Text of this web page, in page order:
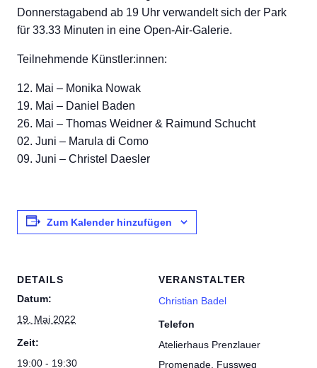
Donnerstagabend ab 19 Uhr verwandelt sich der Park
für 33.33 Minuten in eine Open-Air-Galerie.
Teilnehmende Künstler:innen:
12. Mai – Monika Nowak
19. Mai – Daniel Baden
26. Mai – Thomas Weidner & Raimund Schucht
02. Juni – Marula di Como
09. Juni – Christel Daesler
Zum Kalender hinzufügen
DETAILS
Datum:
19. Mai 2022
Zeit:
19:00 - 19:30
VERANSTALTER
Christian Badel
Telefon
Atelierhaus Prenzlauer
Promenade, Fussweg